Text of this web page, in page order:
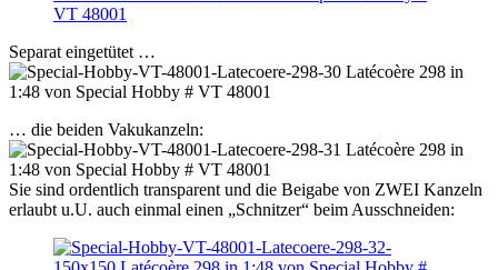
Separat eingetütet …
… die beiden Vakukanzeln:
Sie sind ordentlich transparent und die Beigabe von ZWEI Kanzeln
erlaubt u.U. auch einmal einen „Schnitzer“ beim Ausschneiden: